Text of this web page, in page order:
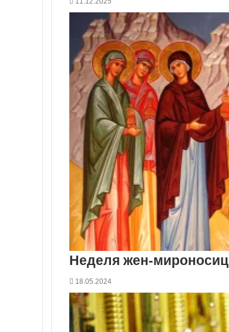
Неделя жен-мироносиц
18.05.2024